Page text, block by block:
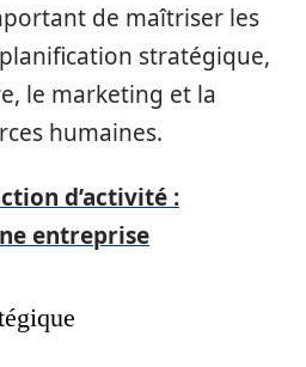
de maîtriser les
stratégique,
le marketing et la
humaines.
d’activité :
entreprise